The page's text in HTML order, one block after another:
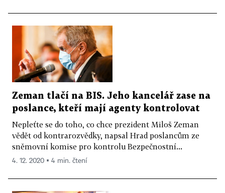
Zeman tlačí na BIS. Jeho kancelář zase na
poslance, kteří mají agenty kontrolovat
Nepleťte se do toho, co chce prezident Miloš Zeman
vědět od kontrarozvědky, napsal Hrad poslancům ze
sněmovní komise pro kontrolu Bezpečnostní...
4. 12. 2020 ▪ 4 min. čtení